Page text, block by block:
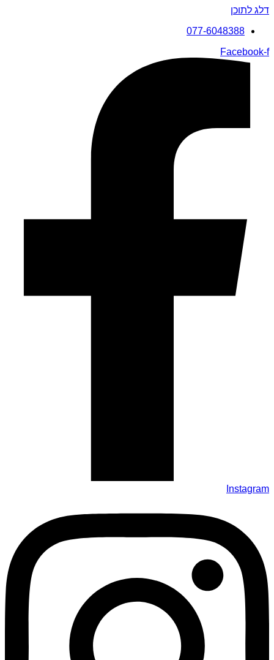
דלג לתוכן
077-6048388
Facebook-f
Instagram